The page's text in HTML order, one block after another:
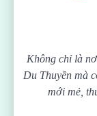
Không chỉ là
Du Thuyền mà
mới mẻ,